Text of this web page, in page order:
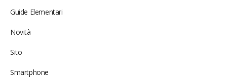
Guide Elementari
Novità
Sito
Smartphone